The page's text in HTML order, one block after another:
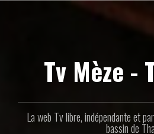
Tv Mèze -
La web Tv libre, indépendante et
bassin de